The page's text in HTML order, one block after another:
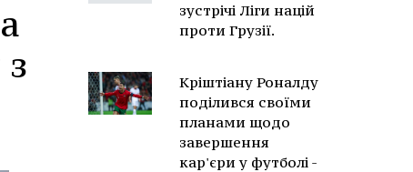
зустрічі Ліги націй
проти Грузії.
Кріштіану Роналду
поділився своїми
планами щодо
завершення
кар'єри у футболі -